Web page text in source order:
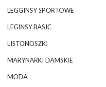
LEGGINSY SPORTOWE
LEGINSY BASIC
LISTONOSZKI
MARYNARKI DAMSKIE
MODA